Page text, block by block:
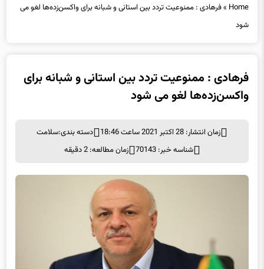
Home
»فرهادی : ممنوعیت تردد بین استانی و شبانه برای واکسن‌زده‌ها لغو می
شود
فرهادی : ممنوعیت تردد بین استانی و شبانه برای
واکسن‌زده‌ها لغو می شود
زمان انتشار: 28 اکتبر 2021 ساعت 18:46 دسته بندی:سلامت
شناسه خبر: 70143
زمان مطالعه: 2 دقیقه